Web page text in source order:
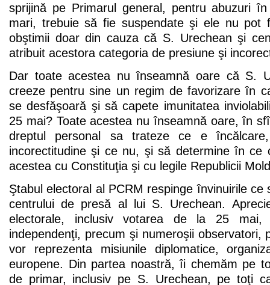
sprijină pe Primarul general, pentru abuzuri
mari, trebuie să fie suspendate şi ele nu pot
obştimii doar din cauza că S. Urechean şi
atribuit acestora categoria de presiune şi
Dar toate acestea nu înseamnă oare că S.
creeze pentru sine un regim de favorizare în
se desfăşoară şi să capete imunitatea
25 mai? Toate acestea nu înseamnă oare, în
dreptul personal sa trateze ce e
incorectitudine şi ce nu, şi să determine în ce
acestea cu Constituţia şi cu legile Republicii
Ştabul electoral al PCRM respinge învinuirile ce
centrului de presă al lui S. Urechean.
electorale, inclusiv votarea de la 25
independenţi, precum şi numeroşii observatori,
vor reprezenta misiunile diplomatice,
europene. Din partea noastră, îi chemăm pe
de primar, inclusiv pe S. Urechean, pe toţi